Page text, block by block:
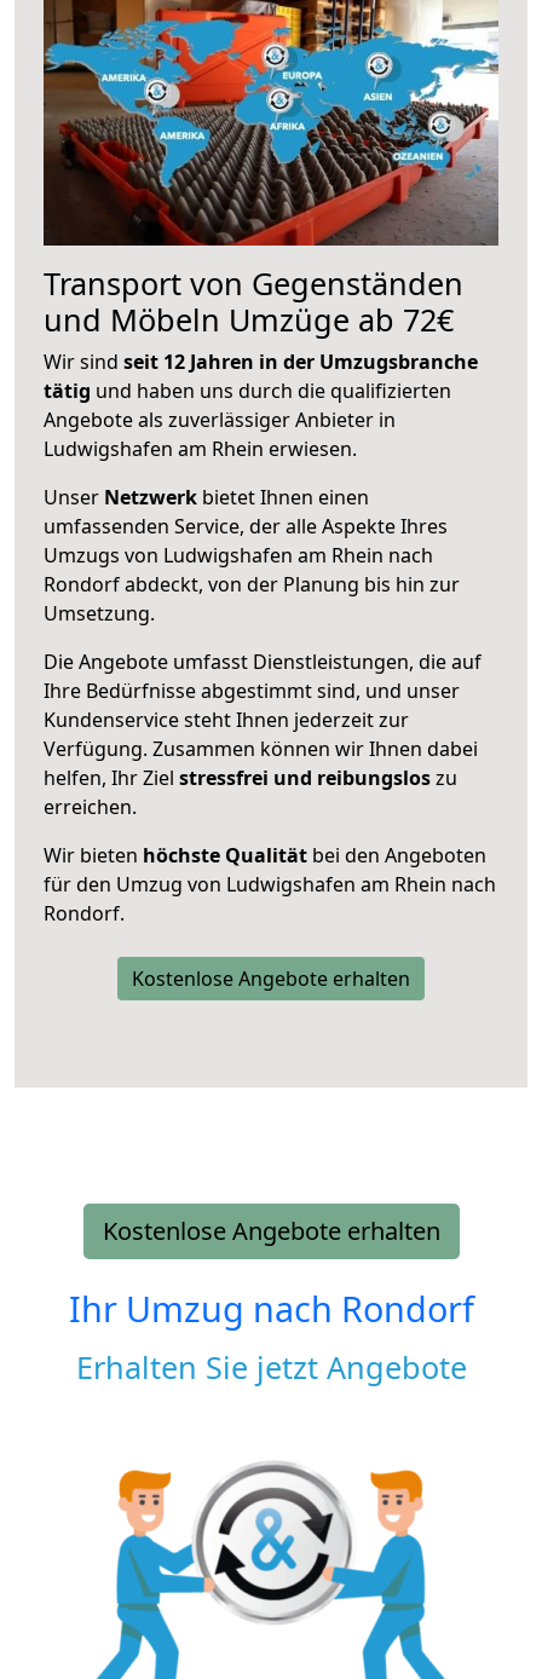
Transport von Gegenständen
und Möbeln Umzüge ab 72€
Wir sind seit 12 Jahren in der Umzugsbranche
tätig und haben uns durch die qualifizierten
Angebote als zuverlässiger Anbieter in
Ludwigshafen am Rhein erwiesen.
Unser Netzwerk bietet Ihnen einen
umfassenden Service, der alle Aspekte Ihres
Umzugs von Ludwigshafen am Rhein nach
Rondorf abdeckt, von der Planung bis hin zur
Umsetzung.
Die Angebote umfasst Dienstleistungen, die auf
Ihre Bedürfnisse abgestimmt sind, und unser
Kundenservice steht Ihnen jederzeit zur
Verfügung. Zusammen können wir Ihnen dabei
helfen, Ihr Ziel stressfrei und reibungsloszu
erreichen.
Wir bieten höchste Qualität bei den Angeboten
für den Umzug von Ludwigshafen am Rhein nach
Rondorf.
Kostenlose Angebote erhalten
Kostenlose Angebote erhalten
Ihr Umzug nach Rondorf
Erhalten Sie jetzt Angebote